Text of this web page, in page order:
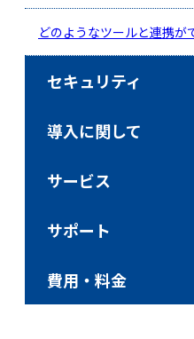
どのようなツールと連携が
セキュリティ
導入に関して
サービス
サポート
費用・料金